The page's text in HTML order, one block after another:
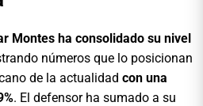
Montes ha consolidado su nivel
números que lo posicionan
de la actualidad con una
. El defensor ha sumado a su